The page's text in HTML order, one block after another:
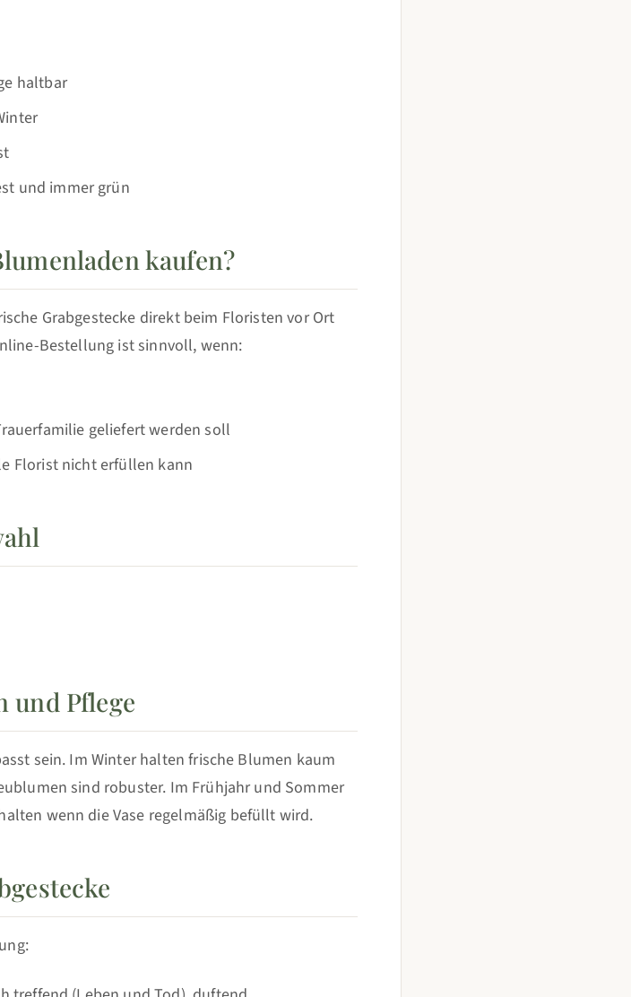
haltbar
und immer grün
kaufen?
Grabgestecke direkt beim Floristen vor Ort
Bestellung ist sinnvoll, wenn:
geliefert werden soll
Florist nicht erfüllen kann
und Pflege
sein. Im Winter halten frische Blumen kaum
sind robuster. Im Frühjahr und Sommer
wenn die Vase regelmäßig befüllt wird.